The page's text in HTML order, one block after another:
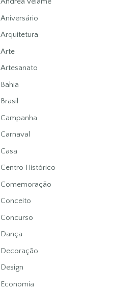
Aniversário
Arquitetura
Arte
Artesanato
Bahia
Brasil
Campanha
Carnaval
Casa
Centro Histórico
Comemoração
Conceito
Concurso
Dança
Decoração
Design
Economia